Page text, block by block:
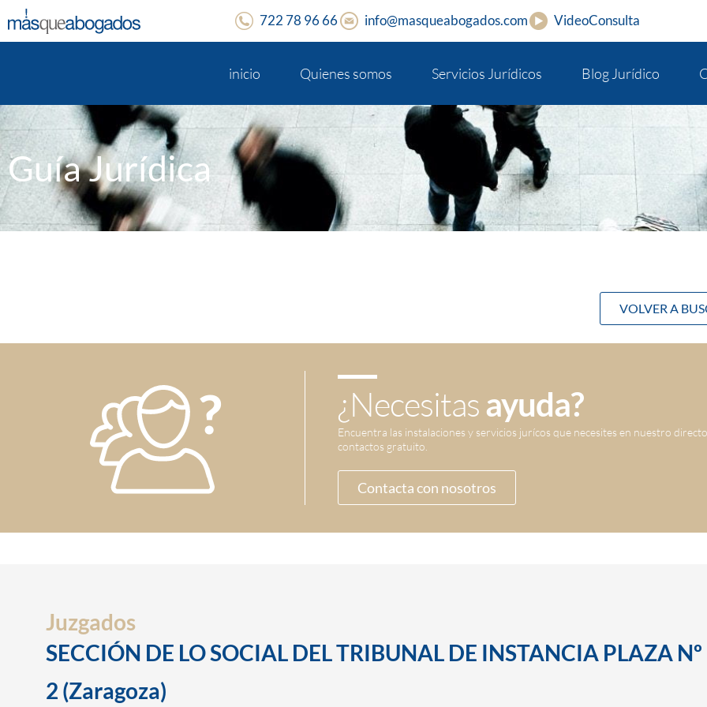
722 78 96 66 info@masqueabogados.com VideoConsulta
inicio Quienes somos Servicios Jurídicos Blog Jurídico
Guía Jurídica
VOLVER A
¿Necesitasayuda?
Encuentra las instalaciones y servicios jurícos que necesites en nuestro
contactos gratuito.
Contacta con nosotros
Juzgados
SECCIÓN DE LO SOCIAL DEL TRIBUNAL DE INSTANCIA PLAZA Nº
2 (Zaragoza)